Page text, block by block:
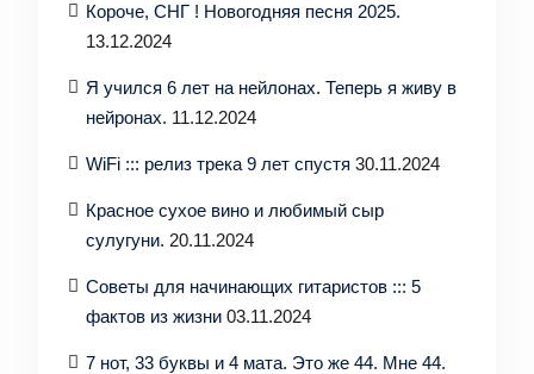
Короче, СНГ ! Новогодняя песня 2025.
13.12.2024
Я учился 6 лет на нейлонах. Теперь я живу в
нейронах. 11.12.2024
WiFi ::: релиз трека 9 лет спустя 30.11.2024
Красное сухое вино и любимый сыр
сулугуни. 20.11.2024
Советы для начинающих гитаристов ::: 5
фактов из жизни 03.11.2024
7 нот, 33 буквы и 4 мата. Это же 44. Мне 44.